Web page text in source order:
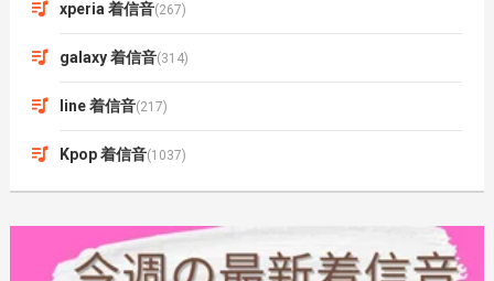
xperia 着信音(267)
galaxy 着信音(314)
line 着信音(217)
Kpop 着信音(1037)